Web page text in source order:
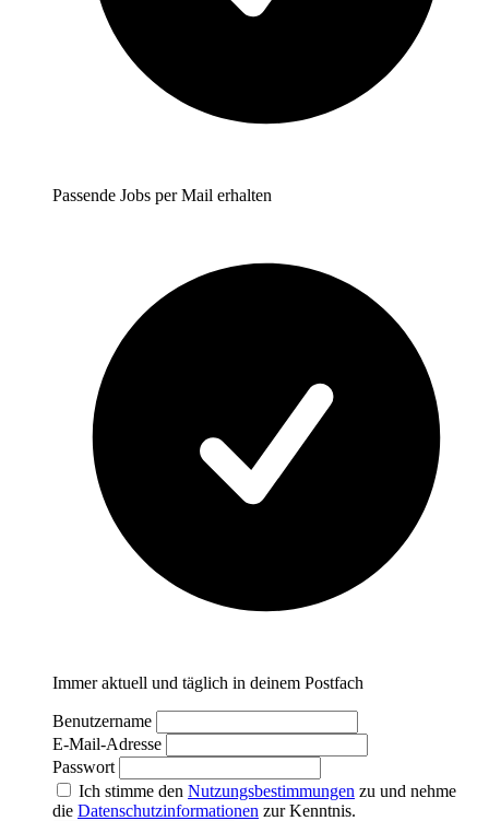
Passende Jobs per Mail erhalten
Immer aktuell und täglich in deinem Postfach
Benutzername
E-Mail-Adresse
Passwort
Ich stimme den Nutzungsbestimmungen zu und nehme
die Datenschutzinformationen zur Kenntnis.